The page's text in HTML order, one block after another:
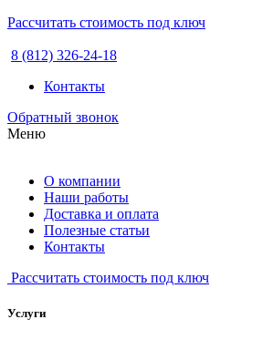
Рассчитать стоимость под ключ
8 (812) 326-24-18
Контакты
Обратный звонок
Меню
О компании
Наши работы
Доставка и оплата
Полезные статьи
Контакты
Рассчитать стоимость под ключ
Услуги